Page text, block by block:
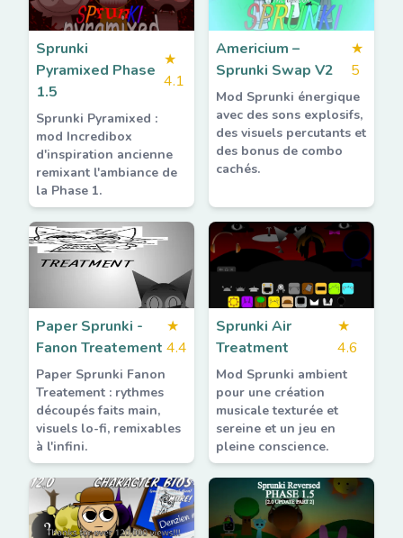
Sprunki
Pyramixed Phase
1.5
★
4.1
Sprunki Pyramixed :
mod Incredibox
d'inspiration ancienne
remixant l'ambiance de
la Phase 1.
Americium –
Sprunki Swap V2
★
5
Mod Sprunki énergique
avec des sons explosifs,
des visuels percutants et
des bonus de combo
cachés.
Paper Sprunki -
Fanon Treatement
★
4.4
Paper Sprunki Fanon
Treatement : rythmes
découpés faits main,
visuels lo-fi, remixables
à l'infini.
Sprunki Air
Treatment
★
4.6
Mod Sprunki ambient
pour une création
musicale texturée et
sereine et un jeu en
pleine conscience.